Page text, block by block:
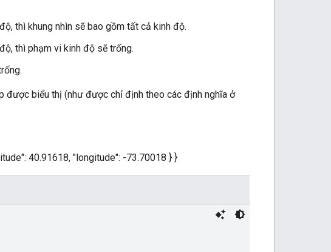
thì khung nhìn sẽ bao gồm tất cả kinh độ.
thì phạm vi kinh độ sẽ trống.
được biểu thị (như được chỉ định theo các định nghĩa ở
40.91618, "longitude": -73.70018 } }